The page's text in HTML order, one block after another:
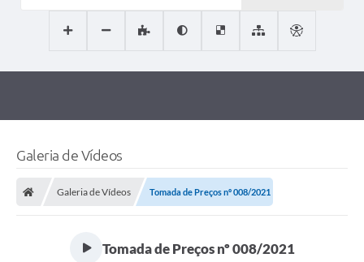
Galeria de Vídeos
Galeria de Vídeos Tomada de Preços nº 008/2021
Tomada de Preços nº 008/2021